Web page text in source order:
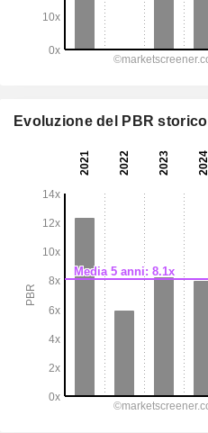
Evoluzione del PBR storico